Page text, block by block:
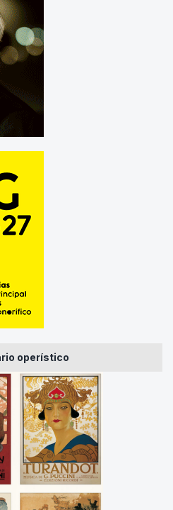
operístico